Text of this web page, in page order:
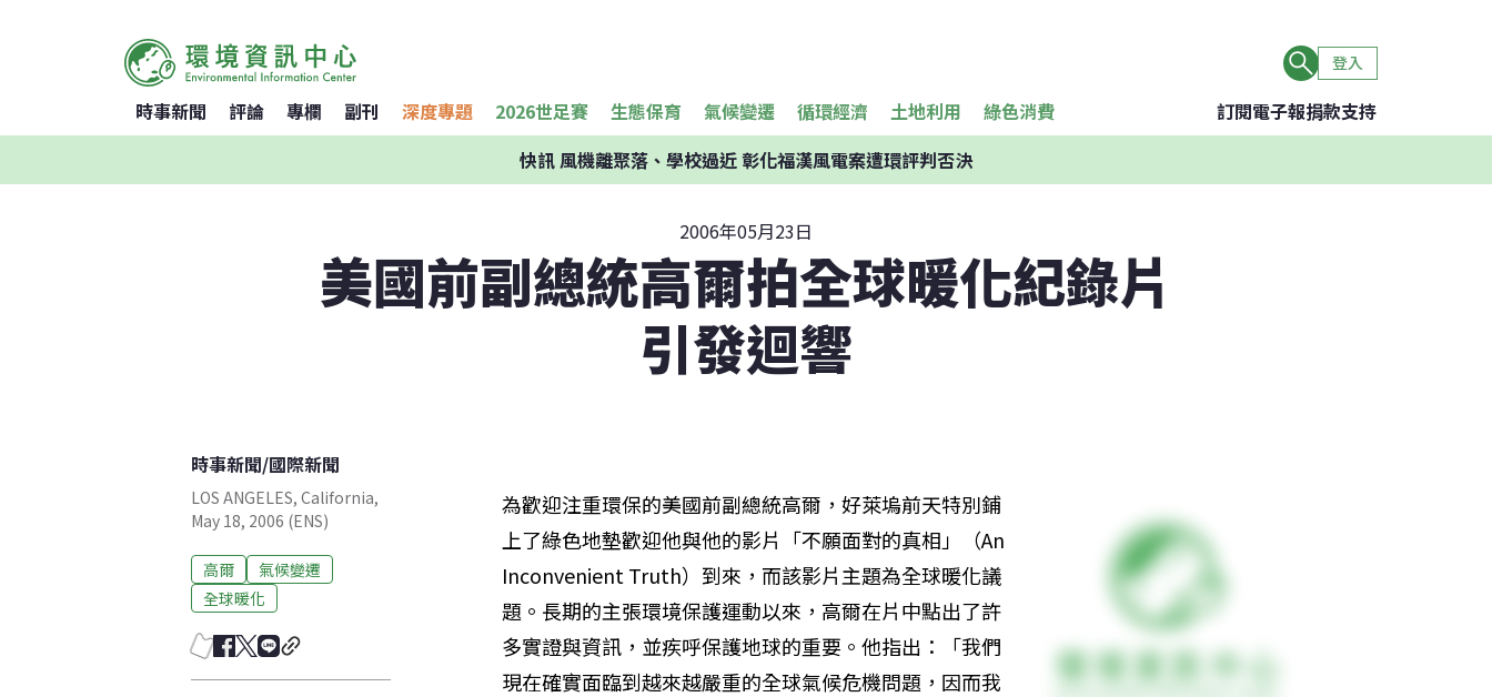
登入
時事新聞 評論 專欄 副刊 深度專題 2026世足賽 生態保育 氣候變遷 循環經濟 土地利用 綠色消費 訂閱電子報捐款支持
快訊風機離聚落、學校過近 彰化福漢風電案遭環評判否決
2006年05月23日
美國前副總統高爾拍全球暖化紀錄片
引發迴響
時事新聞/國際新聞
LOS ANGELES, California,
May 18, 2006 (ENS)
高爾
氣候變遷
全球暖化
為歡迎注重環保的美國前副總統高爾，好萊塢前天特別鋪
上了綠色地墊歡迎他與他的影片「不願面對的真相」（An
Inconvenient Truth）到來，而該影片主題為全球暖化議
題。長期的主張環境保護運動以來，高爾在片中點出了許
多實證與資訊，並疾呼保護地球的重要。他指出：「我們
現在確實面臨到越來越嚴重的全球氣候危機問題，因而我